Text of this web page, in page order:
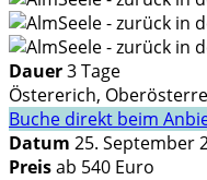
Dauer3 Tage
Östererich,
Buche direkt beim
Datum 25. September
Preisab 540 Euro